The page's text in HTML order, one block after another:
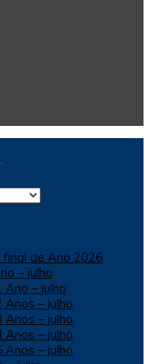
de Ano 2026
– julho
Ano – julho
Anos – julho
Anos – julho
Anos – julho
Anos – julho